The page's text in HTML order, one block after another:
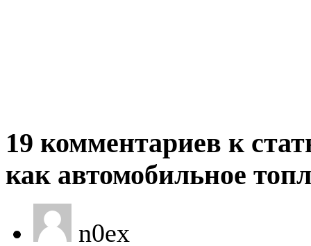
19 комментариев к
как автомобильное
n0ex